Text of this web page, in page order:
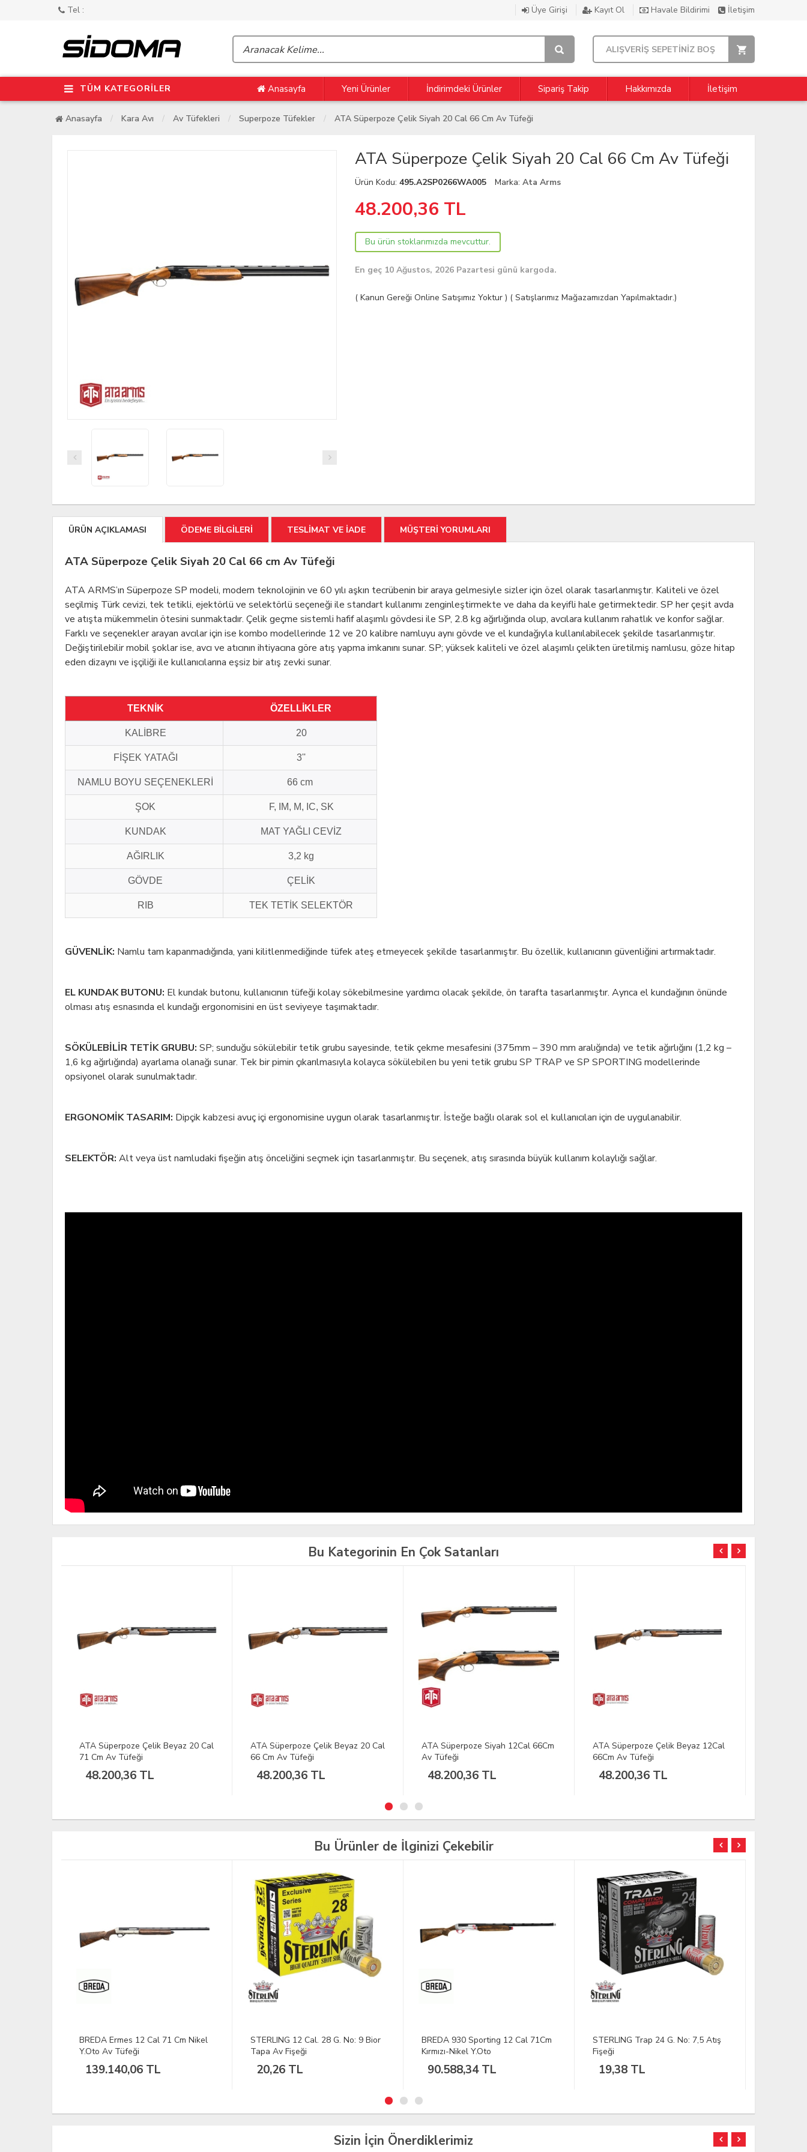
Tel : Üye Girişi Kayıt Ol Havale Bildirimi İletişim
ALIŞVERİŞ SEPETİNİZ BOŞ
TÜM KATEGORİLER Anasayfa Yeni Ürünler İndirimdeki Ürünler Sipariş Takip Hakkımızda İletişim
Anasayfa Kara Avı Av Tüfekleri Superpoze Tüfekler ATA Süperpoze Çelik Siyah 20 Cal 66 Cm Av Tüfeği
ATA Süperpoze Çelik Siyah 20 Cal 66 Cm Av Tüfeği
Ürün Kodu:495.A2SP0266WA005 Marka:Ata Arms
48.200,36 TL
Bu ürün stoklarımızda mevcuttur.
En geç 10 Ağustos, 2026 Pazartesi günü kargoda.
( Kanun Gereği Online Satışımız Yoktur ) ( Satışlarımız Mağazamızdan Yapılmaktadır.)
ÜRÜN AÇIKLAMASI ÖDEME BİLGİLERİ TESLİMAT VE İADE MÜŞTERİ YORUMLARI
ATA Süperpoze Çelik Siyah 20 Cal 66 cm Av Tüfeği
ATA ARMS’ın Süperpoze SP modeli, modern teknolojinin ve 60 yılı aşkın tecrübenin bir araya gelmesiyle sizler için özel olarak tasarlanmıştır. Kaliteli ve özel
seçilmiş Türk cevizi, tek tetikli, ejektörlü ve selektörlü seçeneği ile standart kullanımı zenginleştirmekte ve daha da keyifli hale getirmektedir. SP her çeşit avda
ve atışta mükemmelin ötesini sunmaktadır. Çelik geçme sistemli hafif alaşımlı gövdesi ile SP, 2.8 kg ağırlığında olup, avcılara kullanım rahatlık ve konfor sağlar.
Farklı ve seçenekler arayan avcılar için ise kombo modellerinde 12 ve 20 kalibre namluyu aynı gövde ve el kundağıyla kullanılabilecek şekilde tasarlanmıştır.
Değiştirilebilir mobil şoklar ise, avcı ve atıcının ihtiyacına göre atış yapma imkanını sunar. SP; yüksek kaliteli ve özel alaşımlı çelikten üretilmiş namlusu, göze hitap
eden dizaynı ve işçiliği ile kullanıcılarına eşsiz bir atış zevki sunar.
TEKNİK ÖZELLİKLER
KALİBRE 20
FİŞEK YATAĞI 3''
NAMLU BOYU SEÇENEKLERİ 66 cm
ŞOK F, IM, M, IC, SK
KUNDAK MAT YAĞLI CEVİZ
AĞIRLIK 3,2 kg
GÖVDE ÇELİK
RIB TEK TETİK SELEKTÖR
GÜVENLİK: Namlu tam kapanmadığında, yani kilitlenmediğinde tüfek ateş etmeyecek şekilde tasarlanmıştır. Bu özellik, kullanıcının güvenliğini artırmaktadır.
EL KUNDAK BUTONU: El kundak butonu, kullanıcının tüfeği kolay sökebilmesine yardımcı olacak şekilde, ön tarafta tasarlanmıştır. Ayrıca el kundağının önünde
olması atış esnasında el kundağı ergonomisini en üst seviyeye taşımaktadır.
SÖKÜLEBİLİR TETİK GRUBU: SP; sunduğu sökülebilir tetik grubu sayesinde, tetik çekme mesafesini (375mm – 390 mm aralığında) ve tetik ağırlığını (1,2 kg –
1,6 kg ağırlığında) ayarlama olanağı sunar. Tek bir pimin çıkarılmasıyla kolayca sökülebilen bu yeni tetik grubu SP TRAP ve SP SPORTING modellerinde
opsiyonel olarak sunulmaktadır.
ERGONOMİK TASARIM: Dipçik kabzesi avuç içi ergonomisine uygun olarak tasarlanmıştır. İsteğe bağlı olarak sol el kullanıcıları için de uygulanabilir.
SELEKTÖR: Alt veya üst namludaki fişeğin atış önceliğini seçmek için tasarlanmıştır. Bu seçenek, atış sırasında büyük kullanım kolaylığı sağlar.
Bu Kategorinin En Çok Satanları
ATA Süperpoze Çelik Beyaz 20 Cal
71 Cm Av Tüfeği
48.200,36 TL
ATA Süperpoze Çelik Beyaz 20 Cal
66 Cm Av Tüfeği
48.200,36 TL
ATA Süperpoze Siyah 12Cal 66Cm
Av Tüfeği
48.200,36 TL
ATA Süperpoze Çelik Beyaz 12Cal
66Cm Av Tüfeği
48.200,36 TL
Bu Ürünler de İlginizi Çekebilir
BREDA Ermes 12 Cal 71 Cm Nikel
Y.Oto Av Tüfeği
139.140,06 TL
STERLING 12 Cal. 28 G. No: 9 Bior
Tapa Av Fişeği
20,26 TL
BREDA 930 Sporting 12 Cal 71Cm
Kırmızı-Nikel Y.Oto
90.588,34 TL
STERLING Trap 24 G. No: 7,5 Atış
Fişeği
19,38 TL
Sizin İçin Önerdiklerimiz